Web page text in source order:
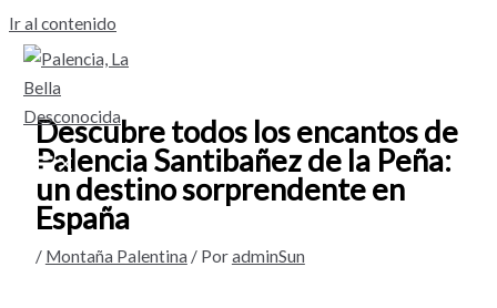
Ir al contenido
Descubre todos los encantos de
Palencia Santibañez de la Peña:
un destino sorprendente en
España
/ Montaña Palentina / PoradminSun